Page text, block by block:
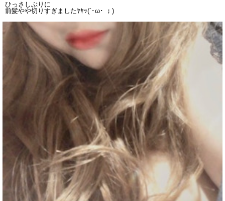
ひっさしぶりに
前髪やや切りすぎましたﾔﾔｯ(`･ω･ ；)